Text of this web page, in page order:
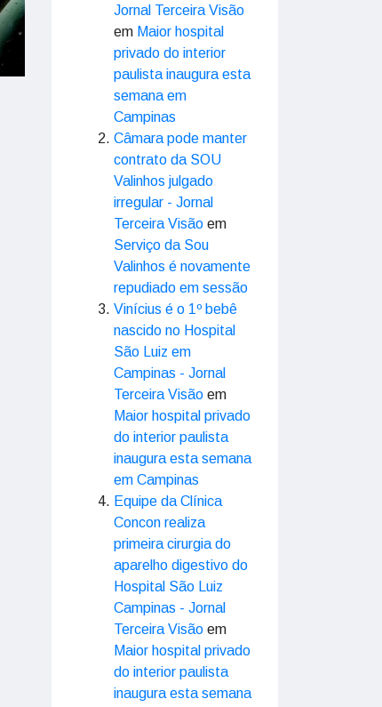
Jornal Terceira Visão
em Maior hospital
privado do interior
paulista inaugura esta
semana em
Campinas
Câmara pode manter
contrato da SOU
Valinhos julgado
irregular - Jornal
Terceira Visão em
Serviço da Sou
Valinhos é novamente
repudiado em sessão
Vinícius é o 1º bebê
nascido no Hospital
São Luiz em
Campinas - Jornal
Terceira Visão em
Maior hospital privado
do interior paulista
inaugura esta semana
em Campinas
Equipe da Clínica
Concon realiza
primeira cirurgia do
aparelho digestivo do
Hospital São Luiz
Campinas - Jornal
Terceira Visão em
Maior hospital privado
do interior paulista
inaugura esta semana